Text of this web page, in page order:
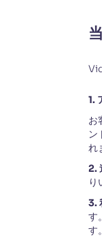
1.
お
ン
れ
2.
り
3.
す
す。